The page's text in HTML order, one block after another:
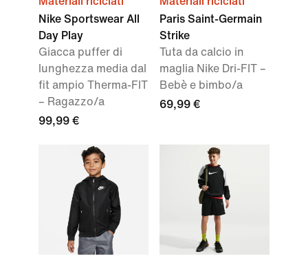
Nike Sportswear All
Day Play
Giacca puffer di
lunghezza media dal
fit ampio Therma-FIT
– Ragazzo/a
99,99 €
Paris Saint-Germain
Strike
Tuta da calcio in
maglia Nike Dri-FIT –
Bebè e bimbo/a
69,99 €